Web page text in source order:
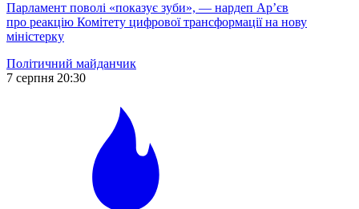
Парламент поволі «показує зуби», — нардеп Ар’єв
про реакцію Комітету цифрової трансформації на нову
міністерку
Політичний майданчик
7 серпня 20:30